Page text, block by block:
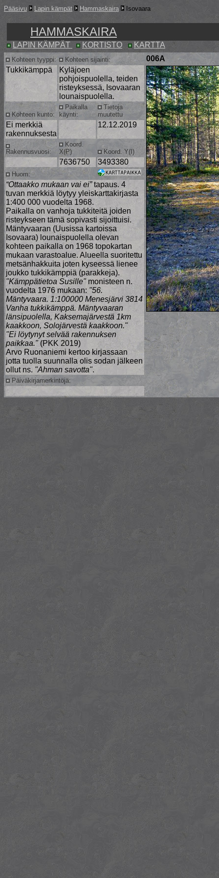
Pääsivu Lapin kämpät Hammaskaira Isovaara
HAMMASKAIRA
LAPIN KÄMPÄT KORTISTO KARTTA
Kohteen tyyppi: Kohteen sijainti:
006A
Tukkikämppä
Kyläjoen
pohjoispuolella, teiden
risteyksessä, Isovaaran
lounaispuolella.
Kohteen kunto:
Paikalla
käynti:
Tietoja
muutettu
Ei merkkiä
rakennuksesta
12.12.2019
Rakennusvuosi:
Koord.
X(P)
Koord. Y(I)
7636750 3493380
Huom:
“Ottaakko mukaan vai ei”tapaus. 4
tuvan merkkiä löytyy yleiskarttakirjasta
1:400 000 vuodelta 1968.
Paikalla on vanhoja tukkiteitä joiden
risteykseen tämä sopivasti sijoittuisi.
Mäntyvaaran (Uusissa kartoissa
Isovaara) lounaispuolella olevan
kohteen paikalla on 1968 topokartan
mukaan varastoalue. Alueella suoritettu
metsänhakkuita joten kyseessä lienee
joukko tukkikämppiä (parakkeja).
"Kämppätietoa Susille"monisteen n.
vuodelta 1976 mukaan: "56.
Mäntyvaara. 1:100000 Menesjärvi 3814
Vanha tukkikämppä. Mäntyvaaran
länsipuolella, Kaksemajärvestä 1km
kaakkoon, Solojärvestä kaakkoon."
"Ei löytynyt selvää rakennuksen
paikkaa."(PKK 2019)
Arvo Ruonaniemi kertoo kirjassaan
jotta tuolla suunnalla olis sodan jälkeen
ollut ns. "Ahman savotta".
Päiväkirjamerkintöjä: